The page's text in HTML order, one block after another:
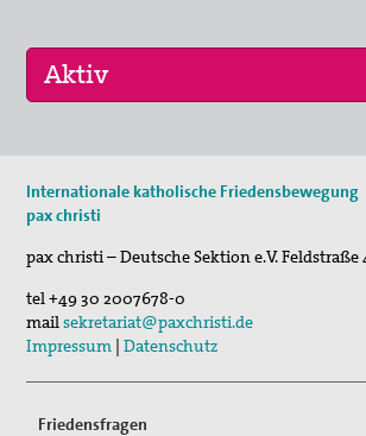
Internationale katholische Friedensbewegung
pax christi
pax christi – Deutsche Sektion e.V.Feldstraße
tel+49 30 2007678-0
mailsekretariat@paxchristi.de
Impressum |Datenschutz
Friedensfragen